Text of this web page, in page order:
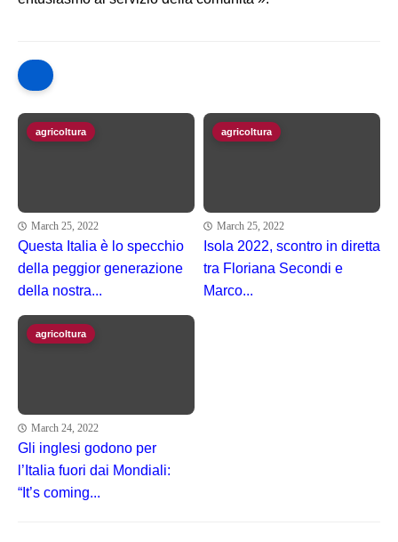
agricoltura
March 25, 2022
Questa Italia è lo specchio
della peggior generazione
della nostra...
agricoltura
March 25, 2022
Isola 2022, scontro in diretta
tra Floriana Secondi e
Marco...
agricoltura
March 24, 2022
Gli inglesi godono per
l’Italia fuori dai Mondiali:
“It’s coming...